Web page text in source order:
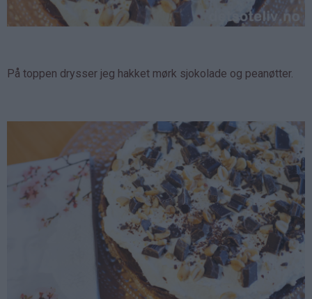
På toppen drysser jeg hakket mørk sjokolade og peanøtter.